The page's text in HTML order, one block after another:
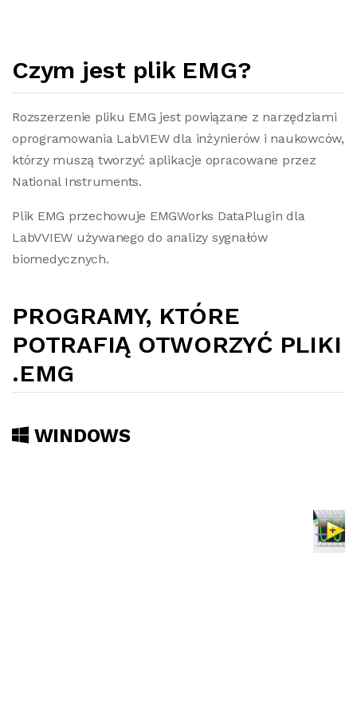
Czym jest plik EMG?
Rozszerzenie pliku EMG jest powiązane z narzędziami
oprogramowania LabVIEW dla inżynierów i naukowców,
którzy muszą tworzyć aplikacje opracowane przez
National Instruments.
Plik EMG przechowuje EMGWorks DataPlugin dla
LabVVIEW używanego do analizy sygnałów
biomedycznych.
PROGRAMY, KTÓRE
POTRAFIĄ OTWORZYĆ PLIKI
.EMG
WINDOWS